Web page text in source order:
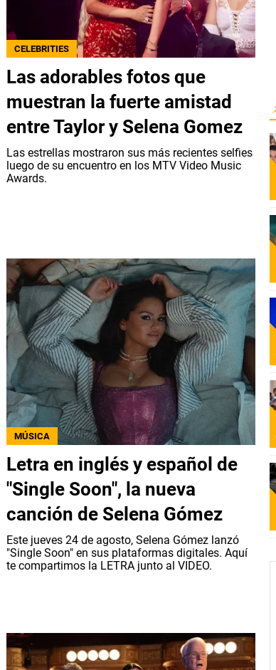
CELEBRITIES
Las adorables fotos que
muestran la fuerte amistad
entre Taylor y Selena Gomez
Las estrellas mostraron sus más recientes selfies
luego de su encuentro en los MTV Video Music
Awards.
MÚSICA
Letra en inglés y español de
"Single Soon", la nueva
canción de Selena Gómez
Este jueves 24 de agosto, Selena Gómez lanzó
"Single Soon" en sus plataformas digitales. Aquí
te compartimos la LETRA junto al VIDEO.